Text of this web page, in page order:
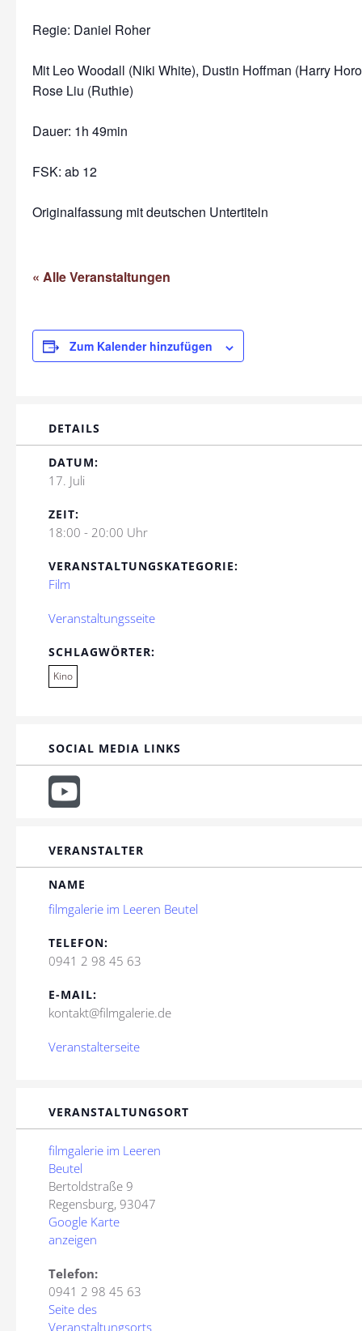
Regie: Daniel Roher
Mit Leo Woodall (Niki White), Dustin Hoffman (Harry
Rose Liu (Ruthie)
Dauer: 1h 49min
FSK: ab 12
Originalfassung mit deutschen Untertiteln
« Alle Veranstaltungen
Zum Kalender hinzufügen
DETAILS
DATUM:
17. Juli
ZEIT:
18:00 - 20:00 Uhr
VERANSTALTUNGSKATEGORIE:
Film
Veranstaltungsseite
SCHLAGWÖRTER:
Kino
SOCIAL MEDIA LINKS
VERANSTALTER
NAME
filmgalerie im Leeren Beutel
TELEFON:
0941 2 98 45 63
E-MAIL:
kontakt@filmgalerie.de
Veranstalterseite
VERANSTALTUNGSORT
filmgalerie im Leeren
Beutel
Bertoldstraße 9
Regensburg, 93047
Google Karte
anzeigen
Telefon:
0941 2 98 45 63
Seite des
Veranstaltungsorts